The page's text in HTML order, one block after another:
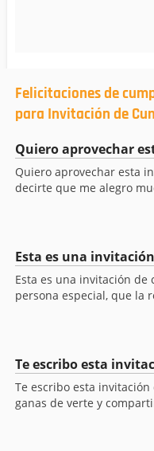
Felicitaciones de
para Invitación de
Quiero aprovechar
Quiero aprovechar esta
decirte que me alegro
Esta es una
Esta es una invitación
persona especial, que la
Te escribo esta
Te escribo esta
ganas de verte y